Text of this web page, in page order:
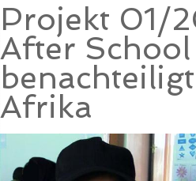
Projekt 01/
After
Afrika